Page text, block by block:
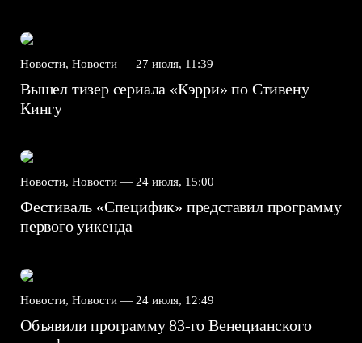
Новости, Новости — 27 июля, 11:39
Вышел тизер сериала «Кэрри» по Стивену
Кингу
Новости, Новости — 24 июля, 15:00
Фестиваль «Специфик» представил программу
первого уикенда
Новости, Новости — 24 июля, 12:49
Объявили программу 83-го Венецианского